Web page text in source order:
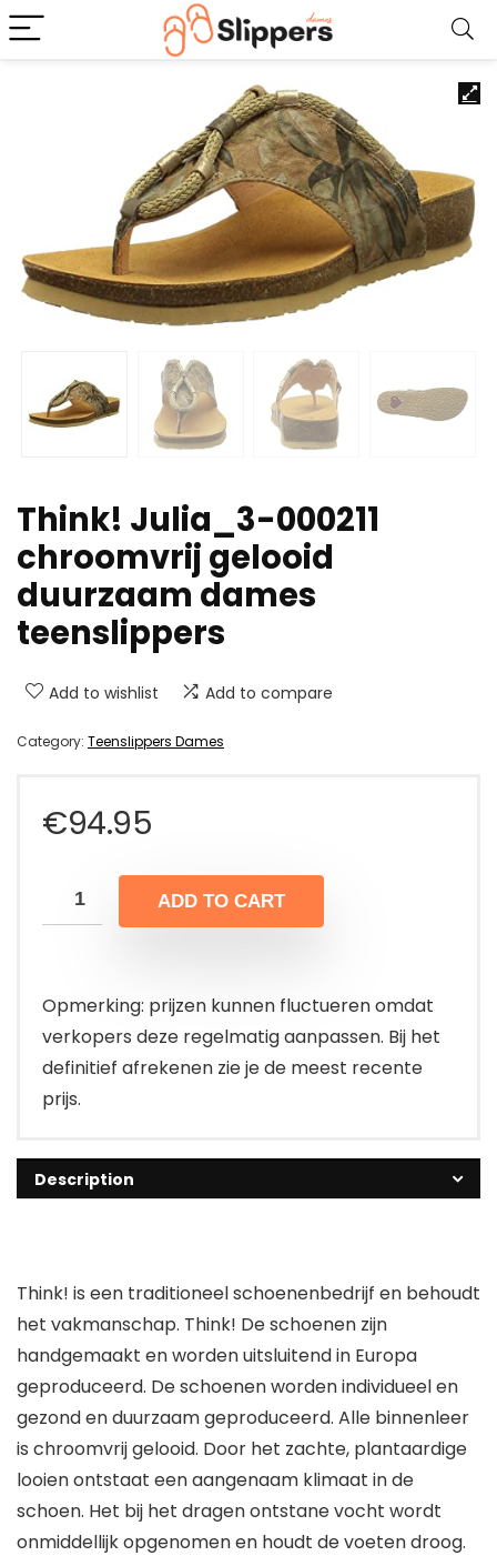
Think! Julia_3-000211
chroomvrij gelooid
duurzaam dames
teenslippers
Add to wishlist Add to compare
Category: Teenslippers Dames
€94.95
ADD TO CART
Opmerking: prijzen kunnen fluctueren omdat
verkopers deze regelmatig aanpassen. Bij het
definitief afrekenen zie je de meest recente
prijs.
Description
Think! is een traditioneel schoenenbedrijf en behoudt
het vakmanschap. Think! De schoenen zijn
handgemaakt en worden uitsluitend in Europa
geproduceerd. De schoenen worden individueel en
gezond en duurzaam geproduceerd. Alle binnenleer
is chroomvrij gelooid. Door het zachte, plantaardige
looien ontstaat een aangenaam klimaat in de
schoen. Het bij het dragen ontstane vocht wordt
onmiddellijk opgenomen en houdt de voeten droog.